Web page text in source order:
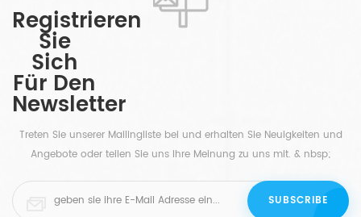
Registrieren
Sie
Sich
Für Den
Newsletter
Treten Sie unserer Mailingliste bei und erhalten Sie Neuigkeiten und
Angebote oder teilen Sie uns Ihre Meinung zu uns mit. & nbsp;